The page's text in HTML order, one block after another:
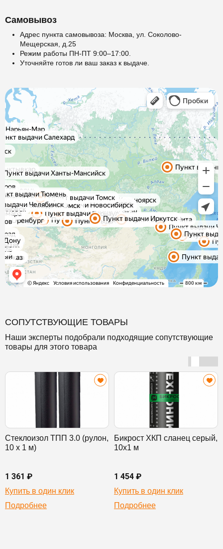
Самовывоз
Адрес пункта самовывоза: Москва, ул. Соколово-
Мещерская, д.25
Режим работы ПН-ПТ 9:00–17:00.
Уточняйте готов ли ваш заказ к выдаче.
СОПУТСТВУЮЩИЕ ТОВАРЫ
Наши эксперты подобрали подходящие сопутствующие
товары для этого товара
Стеклоизол ТПП 3.0 (рулон,
10 х 1 м)
1 361 ₽
Купить в один клик
Подробнее
Бикрост ХКП сланец серый,
10х1 м
1 454 ₽
Купить в один клик
Подробнее